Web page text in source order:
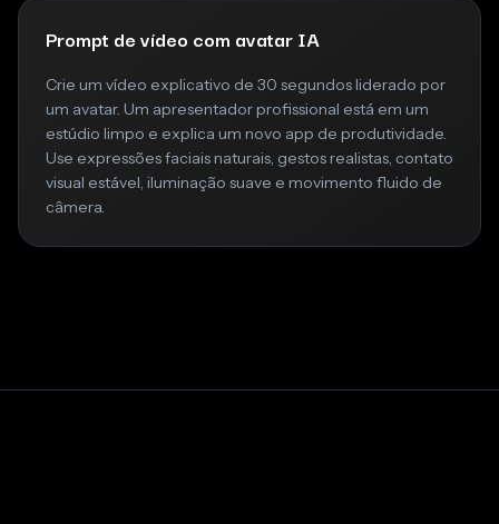
Prompt de vídeo com avatar IA
Crie um vídeo explicativo de 30 segundos liderado por
um avatar. Um apresentador profissional está em um
estúdio limpo e explica um novo app de produtividade.
Use expressões faciais naturais, gestos realistas, contato
visual estável, iluminação suave e movimento fluido de
câmera.